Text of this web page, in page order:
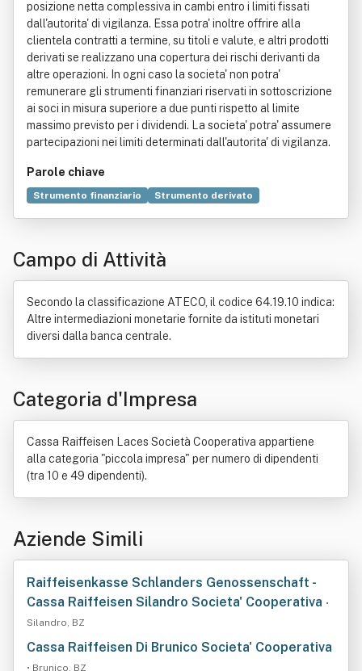
posizione netta complessiva in cambi entro i limiti fissati
dall'autorita' di vigilanza. Essa potra' inoltre offrire alla
clientela contratti a termine, su titoli e valute, e altri prodotti
derivati se realizzano una copertura dei rischi derivanti da
altre operazioni. In ogni caso la societa' non potra'
remunerare gli strumenti finanziari riservati in sottoscrizione
ai soci in misura superiore a due punti rispetto al limite
massimo previsto per i dividendi. La societa' potra' assumere
partecipazioni nei limiti determinati dall'autorita' di vigilanza.
Parole chiave
Strumento finanziario
Strumento derivato
Dividendo (economia)
Legge
Speculazione
Campo di Attività
Secondo la classificazione ATECO, il codice 64.19.10 indica:
Altre intermediazioni monetarie fornite da istituti monetari
diversi dalla banca centrale.
Categoria d'Impresa
Cassa Raiffeisen Laces Società Cooperativa appartiene
alla categoria "piccola impresa" per numero di dipendenti
(tra 10 e 49 dipendenti).
Aziende Simili
Raiffeisenkasse Schlanders Genossenschaft -
Cassa Raiffeisen Silandro Societa' Cooperativa •
Silandro, BZ
Cassa Raiffeisen Di Brunico Societa' Cooperativa
• Brunico, BZ